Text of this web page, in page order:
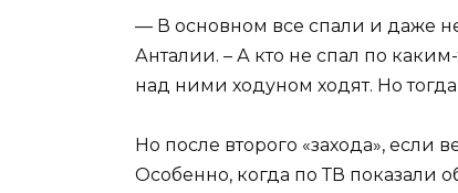
— В основном все спали и даже
Анталии. – А кто не спал по
над ними ходуном ходят. Но
Но после второго «захода», если
Особенно, когда по ТВ